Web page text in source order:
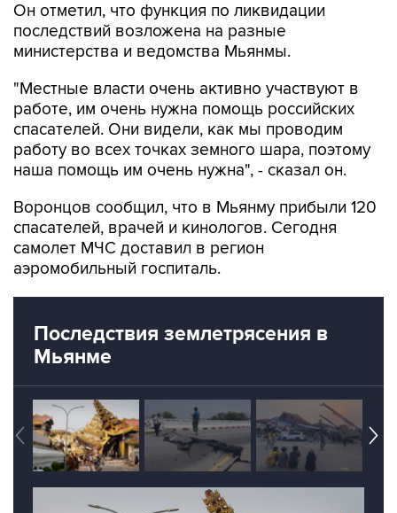
Он отметил, что функция по ликвидации
последствий возложена на разные
министерства и ведомства Мьянмы.
"Местные власти очень активно участвуют в
работе, им очень нужна помощь российских
спасателей. Они видели, как мы проводим
работу во всех точках земного шара, поэтому
наша помощь им очень нужна", - сказал он.
Воронцов сообщил, что в Мьянму прибыли 120
спасателей, врачей и кинологов. Сегодня
самолет МЧС доставил в регион
аэромобильный госпиталь.
Последствия землетрясения в
Мьянме